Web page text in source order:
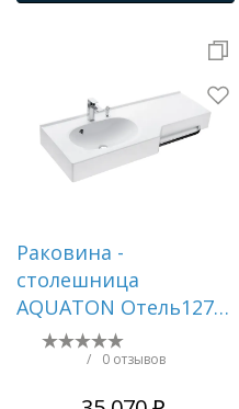
Раковина -
столешница
AQUATON Отель1270,
белая ()
1A70113WOT01L
/ 0 отзывов